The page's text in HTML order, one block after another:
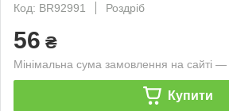
Код: BR92991
Роздріб
56 ₴
Мінімальна сума замовлення на сайті
Купити